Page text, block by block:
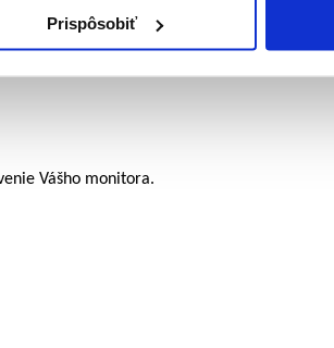
Prispôsobiť
Vášho monitora.